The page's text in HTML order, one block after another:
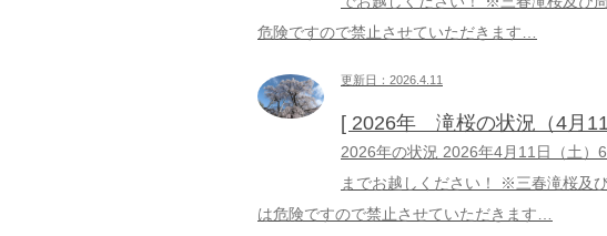
危険ですので禁止させていただきます…
更新日：2026.4.11
[ 2026年 滝桜の状況（4月
2026年の状況 2026年4月11日（土
までお越しください！ ※三春滝桜及
は危険ですので禁止させていただきます…